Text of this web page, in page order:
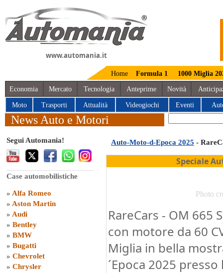
www.automania.it
Home Formula 1 1000 Miglia
Economia Mercato Tecnologia Anteprime Novità
Moto Trasporti Attualità Videogiochi Eventi
News Auto e Motori
Segui Automania!
Case automobilistiche
» Alfa Romeo
» Aston Martin
» Audi
» Bentley
» BMW
» Bugatti
» Chevrolet
» Chrysler
Auto-Moto-d-Epoca 2025 -
Speciale
Photo
RareCars - OM 665
con motore da 60
Miglia in bella
´Epoca 2025